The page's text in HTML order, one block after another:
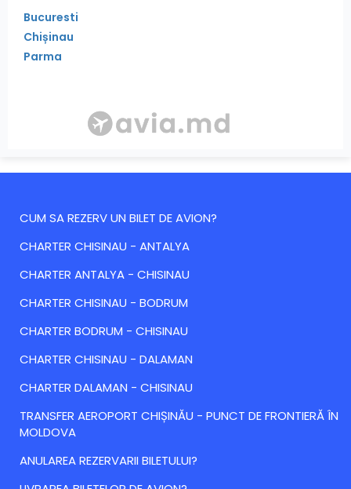
Bucuresti
Chișinau
Parma
CUM SA REZERV UN BILET DE AVION?
CHARTER CHISINAU - ANTALYA
CHARTER ANTALYA - CHISINAU
CHARTER CHISINAU - BODRUM
CHARTER BODRUM - CHISINAU
CHARTER CHISINAU - DALAMAN
CHARTER DALAMAN - CHISINAU
TRANSFER AEROPORT CHIȘINĂU - PUNCT DE FRONTIERĂ ÎN
MOLDOVA
ANULAREA REZERVARII BILETULUI?